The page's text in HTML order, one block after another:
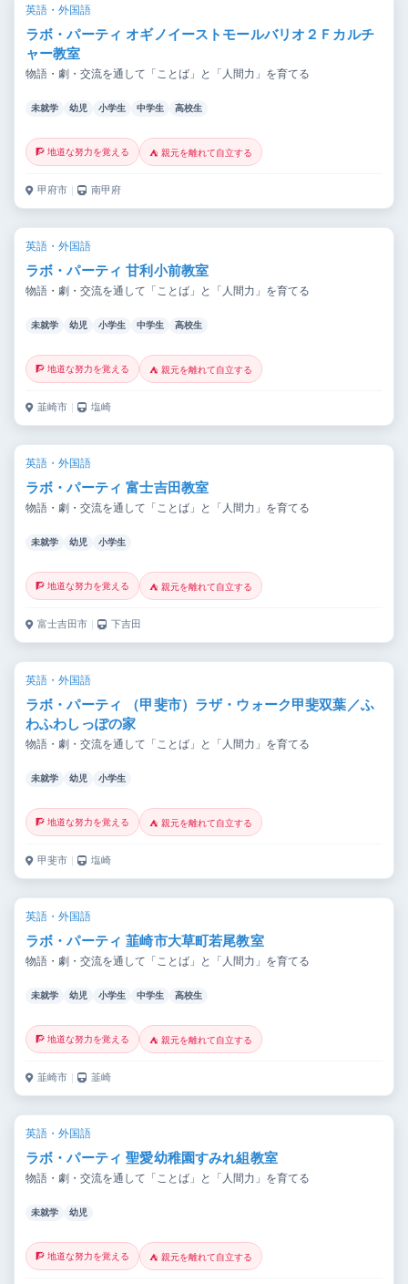
英語・外国語
ラボ・パーティ オギノイーストモールバリオ２Ｆカルチ
ャー教室
物語・劇・交流を通して「ことば」と「人間力」を育てる
未就学 幼児 小学生 中学生 高校生
🧗 地道な努力を覚える ⛺ 親元を離れて自立する
甲府市 ｜ 南甲府
英語・外国語
ラボ・パーティ 甘利小前教室
物語・劇・交流を通して「ことば」と「人間力」を育てる
未就学 幼児 小学生 中学生 高校生
🧗 地道な努力を覚える ⛺ 親元を離れて自立する
韮崎市 ｜ 塩崎
英語・外国語
ラボ・パーティ 富士吉田教室
物語・劇・交流を通して「ことば」と「人間力」を育てる
未就学 幼児 小学生
🧗 地道な努力を覚える ⛺ 親元を離れて自立する
富士吉田市 ｜ 下吉田
英語・外国語
ラボ・パーティ （甲斐市）ラザ・ウォーク甲斐双葉／ふ
わふわしっぽの家
物語・劇・交流を通して「ことば」と「人間力」を育てる
未就学 幼児 小学生
🧗 地道な努力を覚える ⛺ 親元を離れて自立する
甲斐市 ｜ 塩崎
英語・外国語
ラボ・パーティ 韮崎市大草町若尾教室
物語・劇・交流を通して「ことば」と「人間力」を育てる
未就学 幼児 小学生 中学生 高校生
🧗 地道な努力を覚える ⛺ 親元を離れて自立する
韮崎市 ｜ 韮崎
英語・外国語
ラボ・パーティ 聖愛幼稚園すみれ組教室
物語・劇・交流を通して「ことば」と「人間力」を育てる
未就学 幼児
🧗 地道な努力を覚える ⛺ 親元を離れて自立する